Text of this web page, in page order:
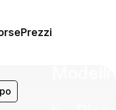
Prezzi